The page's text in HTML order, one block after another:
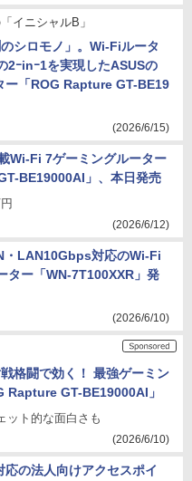
イニシャルB」
シロモノ」。Wi-Fiルータ
2ｰinｰ1を実現したASUSの
ー「ROG Rapture GT-BE19
(2026/6/15)
Wi-Fi 7ゲーミングルーター
BE19000AI」、本日発売
(2026/6/12)
・LAN10Gbps対応のWi-Fi
ター「WN-7T100XXR」発
(2026/6/10)
格闘で効く！ 最強ゲーミン
Rapture GT-BE19000AI」
ット的な面白さも
(2026/6/10)
の法人向けアクセスポイ